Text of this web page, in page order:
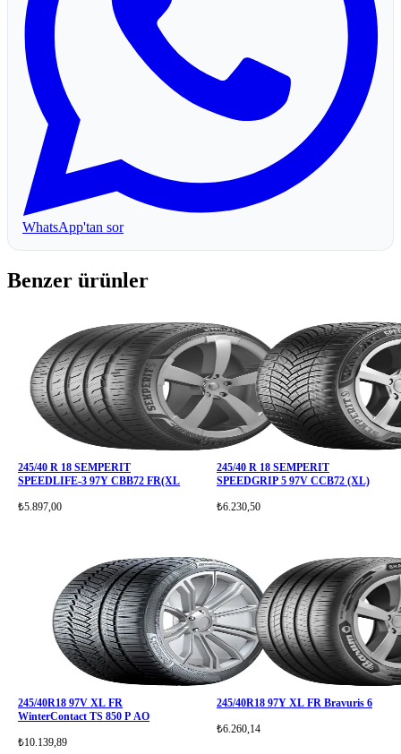
WhatsApp'tan sor
Benzer ürünler
245/40 R 18 SEMPERIT
SPEEDLIFE-3 97Y CBB72 FR(XL
₺5.897,00
245/40 R 18 SEMPERIT
SPEEDGRIP 5 97V CCB72 (XL)
₺6.230,50
245/40R18 97V XL FR
WinterContact TS 850 P AO
₺10.139,89
245/40R18 97Y XL FR Bravuris 6
₺6.260,14